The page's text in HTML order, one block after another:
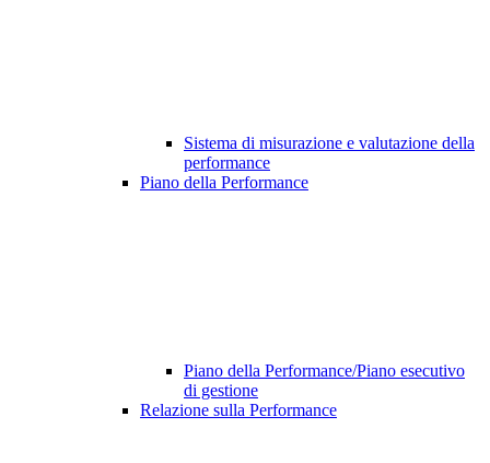
Sistema di misurazione e valutazione della
performance
Piano della Performance
Piano della Performance/Piano esecutivo
di gestione
Relazione sulla Performance